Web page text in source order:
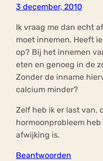
3 december, 2010
Ik vraag me dan echt
moet innemen. Heeft
op? Bij het innemen
eten en genoeg in de
Zonder de inname
calcium minder?
Zelf heb ik er last van,
hormoonprobleem
afwijking is.
Beantwoorden